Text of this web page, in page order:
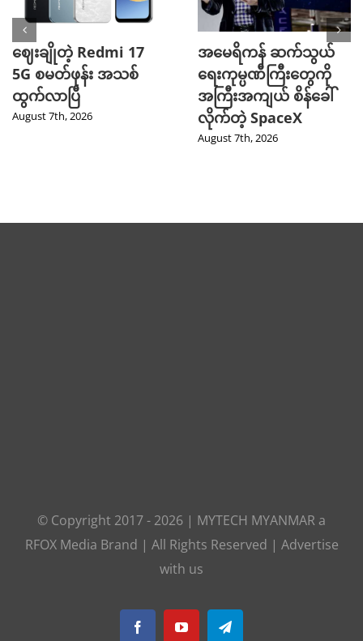
ဈေးချိုတဲ့ Redmi 17
5G စမတ်ဖုန်း အသစ်
ထွက်လာပြီ
August 7th, 2026
အမေရိကန် ဆက်သွယ်
ရေးကုမ္ပဏီကြီးတွေကို
အကြီးအကျယ် စိန်ခေါ်
လိုက်တဲ့ SpaceX
August 7th, 2026
© Copyright 2017 - 2026 | MYTECH MYANMAR a
RFOX Media Brand | All Rights Reserved | Advertise
with us
FacebookYouTubeTelegram